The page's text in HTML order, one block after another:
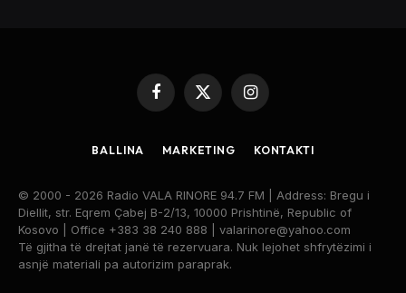
Facebook
X
Instagram
BALLINA MARKETING KONTAKTI
© 2000 - 2026 Radio VALA RINORE 94.7 FM | Address: Bregu i
Diellit, str. Eqrem Çabej B-2/13, 10000 Prishtinë, Republic of
Kosovo | Office +383 38 240 888 | valarinore@yahoo.com
Të gjitha të drejtat janë të rezervuara. Nuk lejohet shfrytëzimi i
asnjë materiali pa autorizim paraprak.